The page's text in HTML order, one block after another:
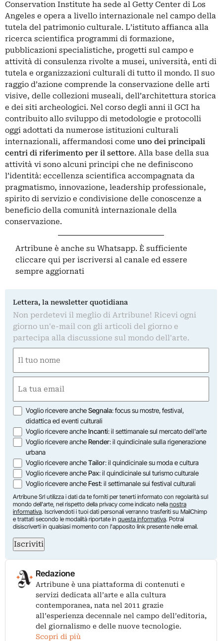
Conservation Institute ha sede al Getty Center di Los
Angeles e opera a livello internazionale nel campo della
tutela del patrimonio culturale. L’istituto affianca alla
ricerca scientifica programmi di formazione,
pubblicazioni specialistiche, progetti sul campo e
attività di consulenza rivolte a musei, università, enti di
tutela e organizzazioni culturali di tutto il mondo. Il suo
raggio d’azione comprende la conservazione delle arti
visive, delle collezioni museali, dell’architettura storica
e dei siti archeologici. Nel corso degli anni il GCI ha
contribuito allo sviluppo di metodologie e protocolli
oggi adottati da numerose istituzioni culturali
internazionali, affermandosi come uno dei principali
centri di riferimento per il settore. Alla base della sua
attività vi sono alcuni principi che ne definiscono
l’identità: eccellenza scientifica accompagnata da
pragmatismo, innovazione, leadership professionale,
spirito di servizio e condivisione delle conoscenze a
beneficio della comunità internazionale della
conservazione.
Artribune è anche su Whatsapp. È sufficiente
cliccare qui per iscriversi al canale ed essere
sempre aggiornati
Lettera, la newsletter quotidiana
Non perdetevi il meglio di Artribune! Ricevi ogni
giorno un'e-mail con gli articoli del giorno e
partecipa alla discussione sul mondo dell'arte.
(Required)
First
(Required)
Opzioni
Voglio ricevere ancheSegnala: focus su mostre, festival,
didattica ed eventi culturali
Voglio ricevere ancheIncanti: il settimanale sul mercato dell'arte
Voglio ricevere ancheRender: il quindicinale sulla rigenerazione
urbana
Voglio ricevere ancheTailor: il quindicinale su moda e cultura
Voglio ricevere anchePax: il quindicinale sul turismo culturale
Voglio ricevere ancheFest: il settimanale sui festival culturali
Artribune Srl utilizza i dati da te forniti per tenerti informato con regolarità sul
mondo dell'arte, nel rispetto della privacy come indicato nella nostra
informativa. Iscrivendoti i tuoi dati personali verranno trasferiti su MailChimp
e trattati secondo le modalità riportate in questa informativa. Potrai
disiscriverti in qualsiasi momento con l'apposito link presente nelle email.
Iscriviti
Redazione
Artribune è una piattaforma di contenuti e
servizi dedicata all’arte e alla cultura
contemporanea, nata nel 2011 grazie
all’esperienza decennale nel campo dell’editoria,
del giornalismo e delle nuove tecnologie.
Scopri di più